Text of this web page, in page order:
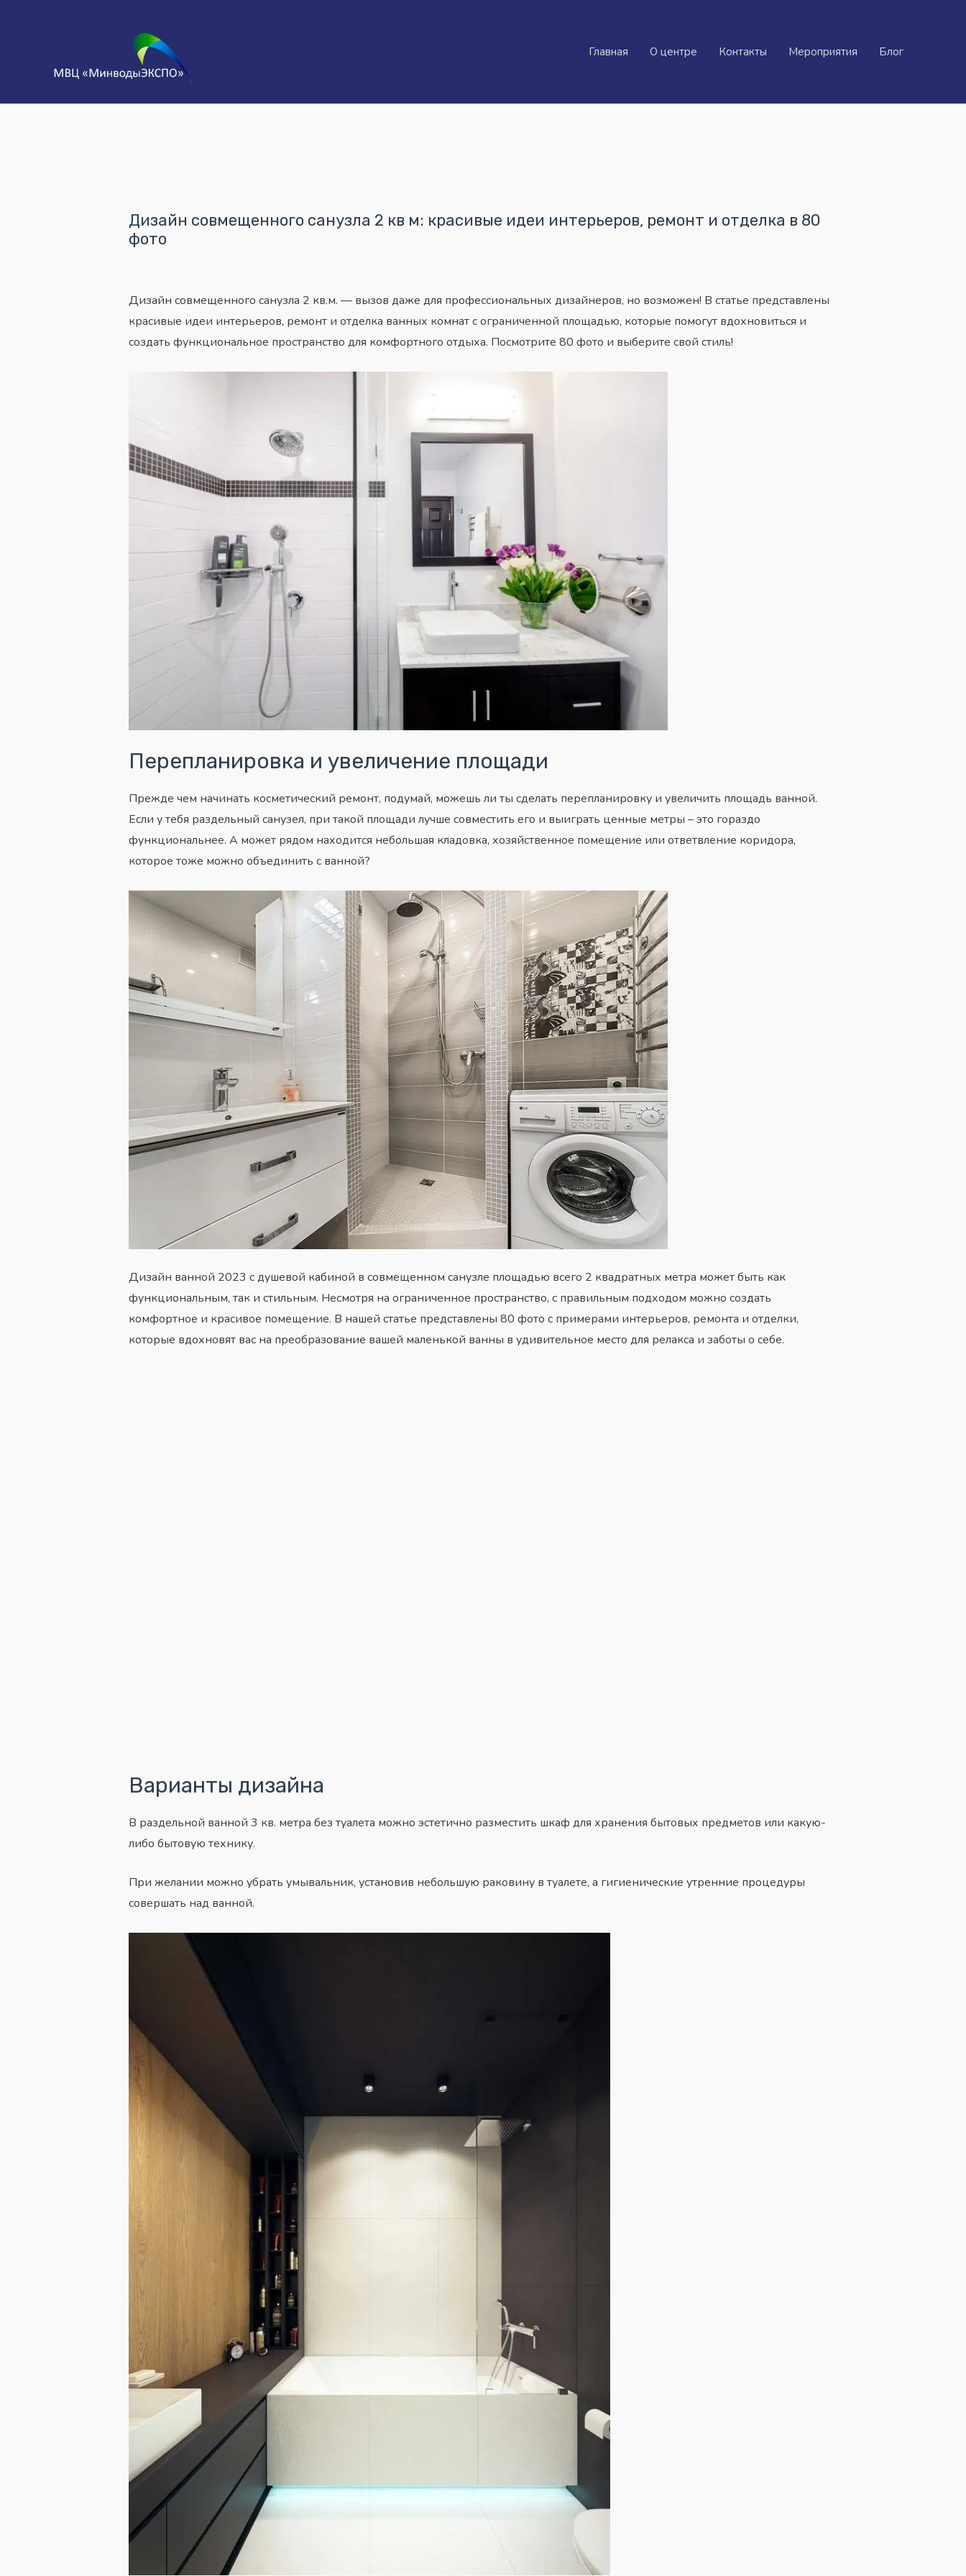
Главная О центре Контакты Мероприятия Блог
Дизайн совмещенного санузла 2 кв м: красивые идеи интерьеров, ремонт и отделка в 80
фото
Дизайн совмещенного санузла 2 кв.м. — вызов даже для профессиональных дизайнеров, но возможен! В статье представлены
красивые идеи интерьеров, ремонт и отделка ванных комнат с ограниченной площадью, которые помогут вдохновиться и
создать функциональное пространство для комфортного отдыха. Посмотрите 80 фото и выберите свой стиль!
Перепланировка и увеличение площади
Прежде чем начинать косметический ремонт, подумай, можешь ли ты сделать перепланировку и увеличить площадь ванной.
Если у тебя раздельный санузел, при такой площади лучше совместить его и выиграть ценные метры – это гораздо
функциональнее. А может рядом находится небольшая кладовка, хозяйственное помещение или ответвление коридора,
которое тоже можно объединить с ванной?
Дизайн ванной 2023 с душевой кабиной в совмещенном санузле площадью всего 2 квадратных метра может быть как
функциональным, так и стильным. Несмотря на ограниченное пространство, с правильным подходом можно создать
комфортное и красивое помещение. В нашей статье представлены 80 фото с примерами интерьеров, ремонта и отделки,
которые вдохновят вас на преобразование вашей маленькой ванны в удивительное место для релакса и заботы о себе.
Варианты дизайна
В раздельной ванной 3 кв. метра без туалета можно эстетично разместить шкаф для хранения бытовых предметов или какую-
либо бытовую технику.
При желании можно убрать умывальник, установив небольшую раковину в туалете, а гигиенические утренние процедуры
совершать над ванной.